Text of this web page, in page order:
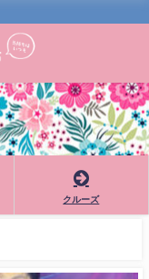
クルーズ